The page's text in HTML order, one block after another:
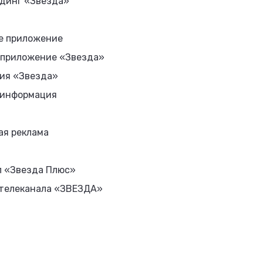
приложение
«Звезда»
«Звезда»
реклама
«Звезда Плюс»
«ЗВЕЗДА»